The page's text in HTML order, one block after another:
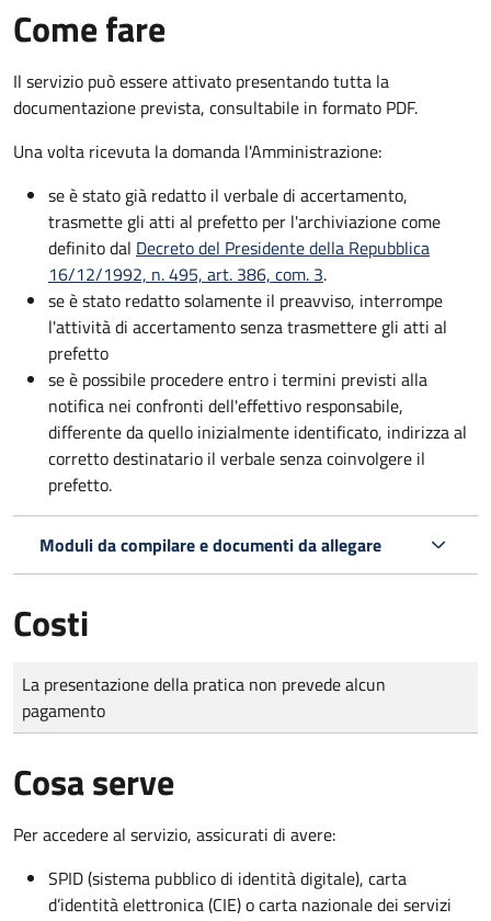
Come fare
Il servizio può essere attivato presentando tutta la
documentazione prevista, consultabile in formato PDF.
Una volta ricevuta la domanda l'Amministrazione:
se è stato già redatto il verbale di accertamento,
trasmette gli atti al prefetto per l'archiviazione come
definito dal Decreto del Presidente della Repubblica
16/12/1992, n. 495, art. 386, com. 3.
se è stato redatto solamente il preavviso, interrompe
l'attività di accertamento senza trasmettere gli atti al
prefetto
se è possibile procedere entro i termini previsti alla
notifica nei confronti dell'effettivo responsabile,
differente da quello inizialmente identificato, indirizza al
corretto destinatario il verbale senza coinvolgere il
prefetto.
Moduli da compilare e documenti da allegare
Costi
Tipo di pagamento
Importo
La presentazione della pratica non prevede alcun
pagamento
Cosa serve
Per accedere al servizio, assicurati di avere:
SPID (sistema pubblico di identità digitale), carta
d’identità elettronica (CIE) o carta nazionale dei servizi